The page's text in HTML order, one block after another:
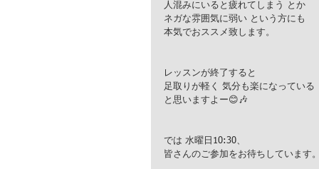
人混みにいると疲れてしまう とか
ネガな雰囲気に弱い という方にも
本気でおススメ致します。
レッスンが終了すると
足取りが軽く 気分も楽になっている
と思いますよー😊🎶
では 水曜日10:30、
皆さんのご参加をお待ちしています